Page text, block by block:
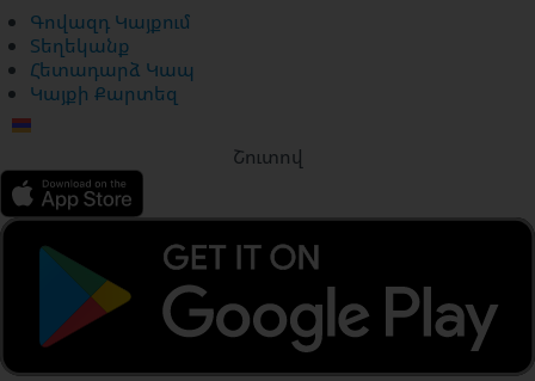
Գովազդ Կայքում
Տեղեկանք
Հետադարձ Կապ
Կայքի Քարտեզ
Շուտով